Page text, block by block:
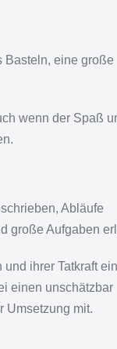
Basteln, eine große
wenn der Spaß
Abläufe
große Aufgaben
ihrer Tatkraft
einen unschätzbar
Umsetzung mit.